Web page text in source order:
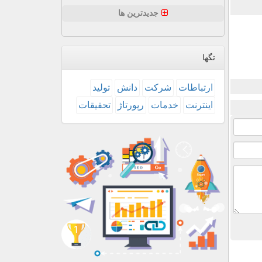
جدیدترین ها
تگها
ارتباطات شركت دانش
تولید
اینترنت
خدمات رپورتاژ تحقیقات